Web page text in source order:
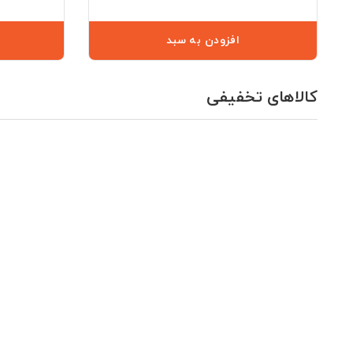
افزودن به سبد
کالاهای تخفیفی